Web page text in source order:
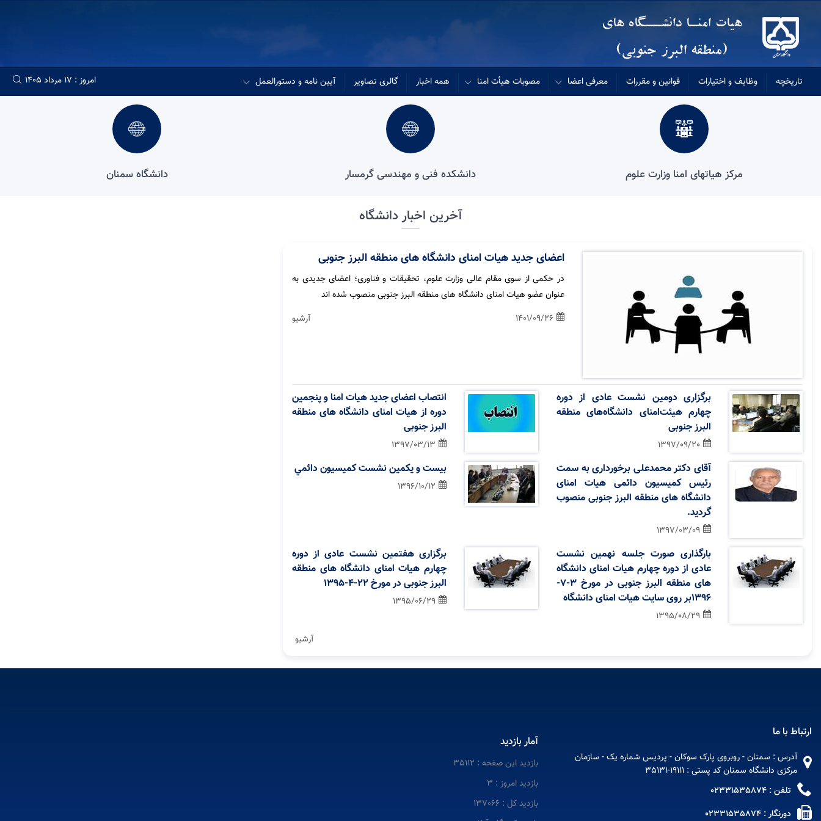
تاریخچه وظایف و اختیارات قوانین و مقررات معرفی اعضا مصوبات هیأت امنا همه اخبار گالری تصاویر آیین نامه و دستورالعمل امروز : 17 مرداد 1405
مرکز هیاتهای امنا وزارت علوم دانشکده فنی و مهندسی گرمسار دانشگاه سمنان
آخرین اخبار دانشگاه
اعضای جدید هیات امنای دانشگاه های منطقه البرز جنوبی
در حکمی از سوی مقام عالی وزارت علوم، تحقیقات و فناوری؛ اعضای جدیدی به
عنوان عضو هیات امنای دانشگاه های منطقه البرز جنوبی منصوب شده اند
1401/09/26
آرشیو
برگزاری دومین نشست عادی از دوره
چهارم هیئت‌امنای دانشگاه‌های منطقه
البرز جنوبی
1397/09/20
انتصاب اعضای جدید هیات امنا و پنجمین
دوره از هیات امنای دانشگاه های منطقه
البرز جنوبی
1397/03/13
آقای دکتر محمدعلی برخورداری به سمت
رئیس کمیسیون دائمی هیات امنای
دانشگاه های منطقه البرز جنوبی منصوب
گردید.
1397/03/09
بيست و يكمين نشست كميسيون دائمي
1396/10/12
بارگذاری صورت جلسه نهمین نشست
عادی از دوره چهارم هیات امنای دانشگاه
های منطقه البرز جنوبی در مورخ 3-7-
1396بر روی سایت هیات امنای دانشگاه
1395/08/29
برگزاری هفتمین نشست عادی از دوره
چهارم هیات امنای دانشگاه های منطقه
البرز جنوبی در مورخ 22-4-1395
1395/06/29
آرشیو
ارتباط با ما
آدرس : سمنان - روبروی پارک سوکان - پردیس شماره یک - سازمان
مرکزی دانشگاه سمنان کد پستی : 19111-35131
تلفن : 02331535874
دورنگار : 02331535874
آمار بازدید
بازدید این صفحه : 35112
بازدید امروز : 3
بازدید کل : 137066